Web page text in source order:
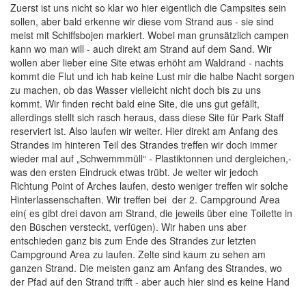
Zuerst ist uns nicht so klar wo hier eigentlich die Campsites sein
sollen, aber bald erkenne wir diese vom Strand aus - sie sind
meist mit Schiffsbojen markiert. Wobei man grunsätzlich campen
kann wo man will - auch direkt am Strand auf dem Sand. Wir
wollen aber lieber eine Site etwas erhöht am Waldrand - nachts
kommt die Flut und ich hab keine Lust mir die halbe Nacht sorgen
zu machen, ob das Wasser vielleicht nicht doch bis zu uns
kommt. Wir finden recht bald eine Site, die uns gut gefällt,
allerdings stellt sich rasch heraus, dass diese Site für Park Staff
reserviert ist. Also laufen wir weiter. Hier direkt am Anfang des
Strandes im hinteren Teil des Strandes treffen wir doch immer
wieder mal auf „Schwemmmüll“ - Plastiktonnen und dergleichen,-
was den ersten Eindruck etwas trübt. Je weiter wir jedoch
Richtung Point of Arches laufen, desto weniger treffen wir solche
Hinterlassenschaften. Wir treffen bei der 2. Campground Area
ein( es gibt drei davon am Strand, die jeweils über eine Toilette in
den Büschen versteckt, verfügen). Wir haben uns aber
entschieden ganz bis zum Ende des Strandes zur letzten
Campground Area zu laufen. Zelte sind kaum zu sehen am
ganzen Strand. Die meisten ganz am Anfang des Strandes, wo
der Pfad auf den Strand trifft - aber auch hier sind es keine Hand